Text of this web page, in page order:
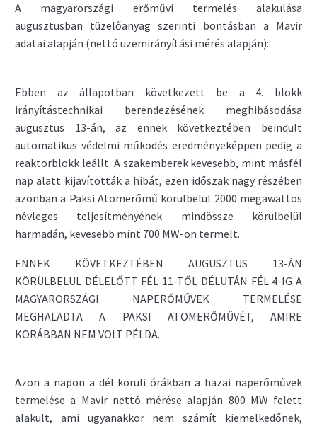
A magyarországi erőművi termelés alakulása
augusztusban tüzelőanyag szerinti bontásban a Mavir
adatai alapján (nettó üzemirányítási mérés alapján):
Ebben az állapotban következett be a 4. blokk
irányítástechnikai berendezésének meghibásodása
augusztus 13-án, az ennek következtében beindult
automatikus védelmi működés eredményeképpen pedig a
reaktorblokk leállt. A szakemberek kevesebb, mint másfél
nap alatt kijavították a hibát, ezen időszak nagy részében
azonban a Paksi Atomerőmű körülbelül 2000 megawattos
névleges teljesítményének mindössze körülbelül
harmadán, kevesebb mint 700 MW-on termelt.
ENNEK KÖVETKEZTÉBEN AUGUSZTUS 13-ÁN
KÖRÜLBELÜL DÉLELŐTT FÉL 11-TŐL DÉLUTÁN FÉL 4-IG A
MAGYARORSZÁGI NAPERŐMŰVEK TERMELÉSE
MEGHALADTA A PAKSI ATOMERŐMŰVÉT, AMIRE
KORÁBBAN NEM VOLT PÉLDA.
Azon a napon a dél körüli órákban a hazai naperőművek
termelése a Mavir nettó mérése alapján 800 MW felett
alakult, ami ugyanakkor nem számít kiemelkedőnek,